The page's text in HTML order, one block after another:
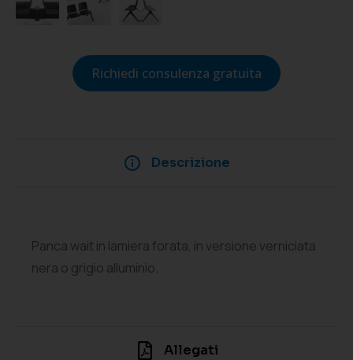
Richiedi consulenza gratuita
Descrizione
Panca wait in lamiera forata, in versione verniciata
nera o grigio alluminio.
Allegati